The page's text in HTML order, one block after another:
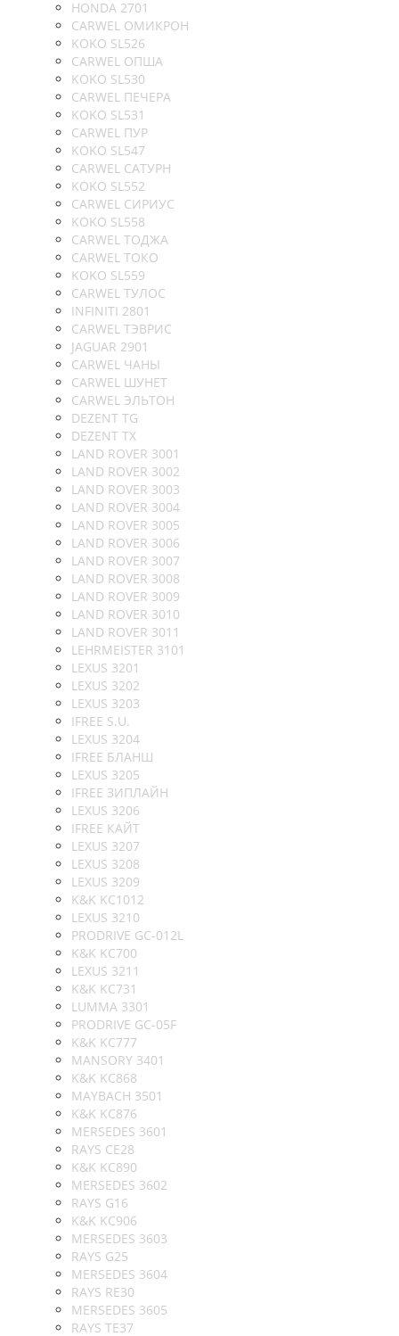
HONDA 2701
CARWEL ОМИКРОН
KOKO SL526
CARWEL ОПША
KOKO SL530
CARWEL ПЕЧЕРА
KOKO SL531
CARWEL ПУР
KOKO SL547
CARWEL САТУРН
KOKO SL552
CARWEL СИРИУС
KOKO SL558
CARWEL ТОДЖА
CARWEL ТОКО
KOKO SL559
CARWEL ТУЛОС
INFINITI 2801
CARWEL ТЭВРИС
JAGUAR 2901
CARWEL ЧАНЫ
CARWEL ШУНЕТ
CARWEL ЭЛЬТОН
DEZENT TG
DEZENT TX
LAND ROVER 3001
LAND ROVER 3002
LAND ROVER 3003
LAND ROVER 3004
LAND ROVER 3005
LAND ROVER 3006
LAND ROVER 3007
LAND ROVER 3008
LAND ROVER 3009
LAND ROVER 3010
LAND ROVER 3011
LEHRMEISTER 3101
LEXUS 3201
LEXUS 3202
LEXUS 3203
IFREE S.U.
LEXUS 3204
IFREE БЛАНШ
LEXUS 3205
IFREE ЗИПЛАЙН
LEXUS 3206
IFREE КАЙТ
LEXUS 3207
LEXUS 3208
LEXUS 3209
K&K KC1012
LEXUS 3210
PRODRIVE GC-012L
K&K KC700
LEXUS 3211
K&K KC731
LUMMA 3301
PRODRIVE GC-05F
K&K KC777
MANSORY 3401
K&K KC868
MAYBACH 3501
K&K KC876
MERSEDES 3601
RAYS CE28
K&K KC890
MERSEDES 3602
RAYS G16
K&K KC906
MERSEDES 3603
RAYS G25
MERSEDES 3604
RAYS RE30
MERSEDES 3605
RAYS TE37